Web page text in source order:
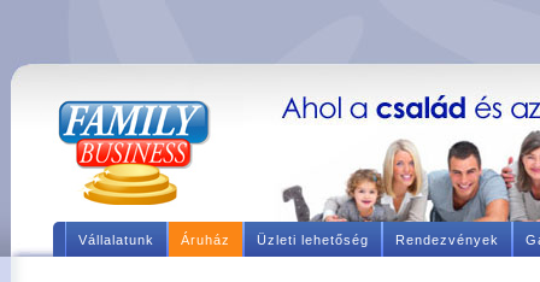
Vállalatunk Áruház Üzleti lehetőség Rendezvények